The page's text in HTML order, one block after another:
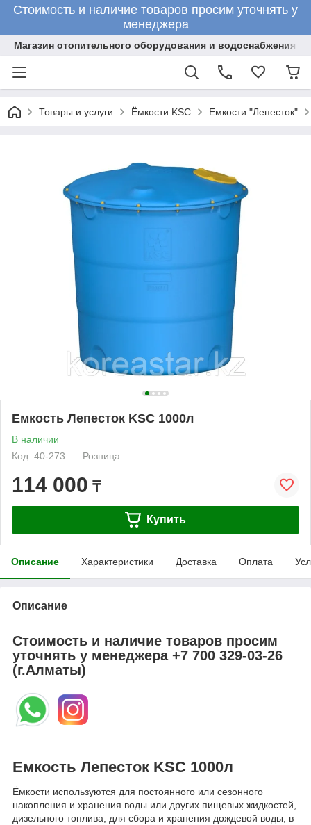
Стоимость и наличие товаров просим уточнять у
менеджера
Магазин отопительного оборудования и водоснабжения
Товары и услуги Ёмкости KSC Емкости "Лепесток"
Емкость Лепесток KSC 1000л
В наличии
Код: 40-273
Розница
114 000 ₸
Купить
Описание Характеристики Доставка Оплата
Описание
Стоимость и наличие товаров просим
уточнять у менеджера+7 700 329-03-26
(г.Алматы)
Емкость Лепесток KSC 1000л
Ёмкости используются для постоянного или сезонного
накопления и хранения воды или других пищевых жидкостей,
дизельного топлива, для сбора и хранения дождевой воды, в